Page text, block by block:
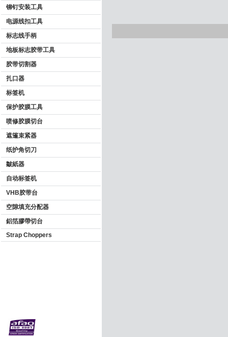
铆钉安装工具
电源线扣工具
标志线手柄
地板标志胶带工具
胶带切割器
扎口器
标签机
保护胶膜工具
喷修胶膜切台
遮篷束紧器
纸护角切刀
皺紙器
自动标签机
VHB胶带台
空隙填充分配器
鋁箔膠帶切台
Strap Choppers